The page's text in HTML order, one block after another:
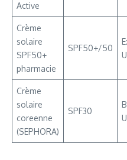
Active
Crème
solaire
SPF50+
pharmacie
SPF50+/50
Crème
solaire
coreenne
(SEPHORA)
SPF30